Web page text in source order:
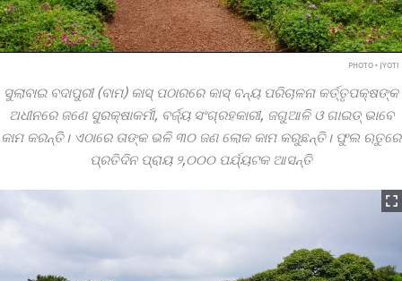
PHOTO • JYOTI
ସୁଲାବାଇ ବଦାପୁରୀ (ବାମ) କାସ୍‌ ପଠାରରେ କାସ୍‌ ବନ୍ୟ ପରିଚାଳନା କର୍ତ୍ତୃପକ୍ଷଙ୍କ
ଅଧୀନରେ ଜଣେ ସୁରକ୍ଷାକର୍ମୀ, ବର୍ଜ୍ୟ ସଂଗ୍ରହକାରୀ, ଜଗୁଆଳି ଓ ଗାଇଡ୍‌ ଭାବେ
କାମ କରନ୍ତି। ଏଠାରେ ତାଙ୍କ ଭଳି ୩୦ ଜଣ ଲୋକ କାମ କରୁଛନ୍ତି। ଫୁଲ ଋତୁରେ
ପ୍ରତିଦିନ ପ୍ରାୟ ୨,୦୦୦ ପର୍ଯ୍ୟଟକ ଆସନ୍ତି